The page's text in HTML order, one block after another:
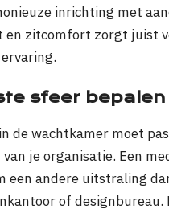
inrichting met
en zitcomfort zorgt juist
sfeer bepalen
de wachtkamer moet
je organisatie. Een
een andere uitstraling
of designbureau.